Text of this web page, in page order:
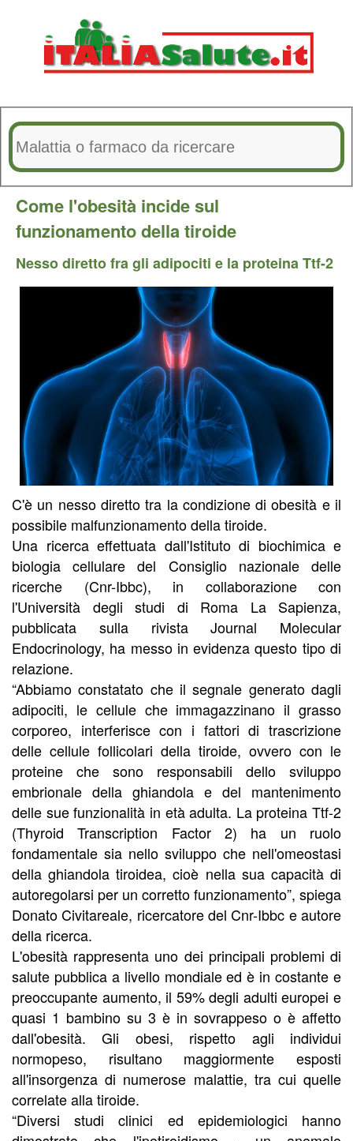
Come l'obesità incide sul
funzionamento della tiroide
Nesso diretto fra gli adipociti e la proteina Ttf-2
C'è un nesso diretto tra la condizione di obesità e il
possibile malfunzionamento della tiroide.
Una ricerca effettuata dall'Istituto di biochimica e
biologia cellulare del Consiglio nazionale delle
ricerche (Cnr-Ibbc), in collaborazione con
l'Università degli studi di Roma La Sapienza,
pubblicata sulla rivista Journal Molecular
Endocrinology, ha messo in evidenza questo tipo di
relazione.
“Abbiamo constatato che il segnale generato dagli
adipociti, le cellule che immagazzinano il grasso
corporeo, interferisce con i fattori di trascrizione
delle cellule follicolari della tiroide, ovvero con le
proteine che sono responsabili dello sviluppo
embrionale della ghiandola e del mantenimento
delle sue funzionalità in età adulta. La proteina Ttf-2
(Thyroid Transcription Factor 2) ha un ruolo
fondamentale sia nello sviluppo che nell'omeostasi
della ghiandola tiroidea, cioè nella sua capacità di
autoregolarsi per un corretto funzionamento”, spiega
Donato Civitareale, ricercatore del Cnr-Ibbc e autore
della ricerca.
L'obesità rappresenta uno dei principali problemi di
salute pubblica a livello mondiale ed è in costante e
preoccupante aumento, il 59% degli adulti europei e
quasi 1 bambino su 3 è in sovrappeso o è affetto
dall'obesità. Gli obesi, rispetto agli individui
normopeso, risultano maggiormente esposti
all'insorgenza di numerose malattie, tra cui quelle
correlate alla tiroide.
“Diversi studi clinici ed epidemiologici hanno